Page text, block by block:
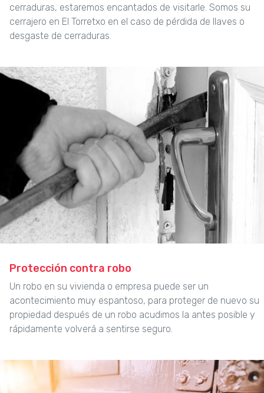
cerraduras, estaremos encantados de visitarle. Somos su
cerrajero en El Torretxo en el caso de pérdida de llaves o
desgaste de cerraduras.
Protección contra robo
Un robo en su vivienda o empresa puede ser un
acontecimiento muy espantoso, para proteger de nuevo su
propiedad después de un robo acudimos la antes posible y
rápidamente volverá a sentirse seguro.